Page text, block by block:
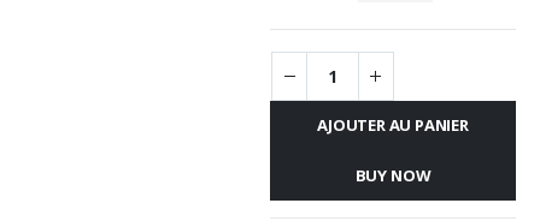
AJOUTER AU PANIER
BUY NOW